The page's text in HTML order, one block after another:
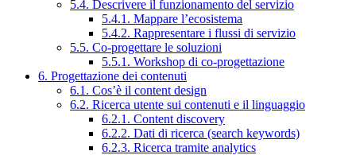
5.4. Descrivere il funzionamento del servizio
5.4.1. Mappare l’ecosistema
5.4.2. Rappresentare i flussi di servizio
5.5. Co-progettare le soluzioni
5.5.1. Workshop di co-progettazione
6. Progettazione dei contenuti
6.1. Cos’è il content design
6.2. Ricerca utente sui contenuti e il linguaggio
6.2.1. Content discovery
6.2.2. Dati di ricerca (search keywords)
6.2.3. Ricerca tramite analytics